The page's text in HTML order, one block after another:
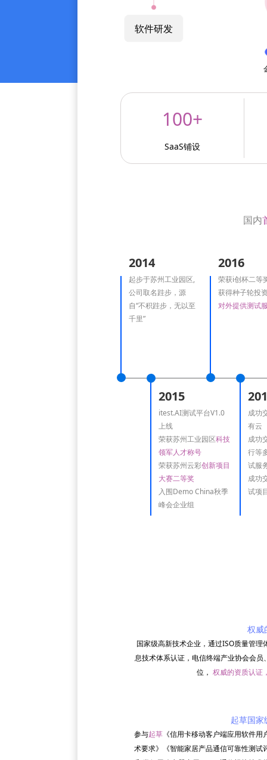
软件研发
100+
SaaS铺设
国内
2014
起步于苏州工业园区,
公司取名跬步，源
自“不积跬步，无以至
千里”
2016
荣获i创杯二等
获得种子轮投
对外提供测试
2015
itest.AI测试平台V1.0
上线
荣获苏州工业园区科技
领军人才称号
荣获苏州云彩创新项目
大赛二等奖
入围Demo China秋季
峰会企业组
成功
有云
成功
行等
试服
成功
试项
权威
国家级高新技术企业，通过ISO质量管理
息技术体系认证，电信终端产业协会会员
位， 权威的资质认证
起草国家
参与起草《信用卡移动客户端应用软件用
术要求》《智能家居产品通信可靠性测试